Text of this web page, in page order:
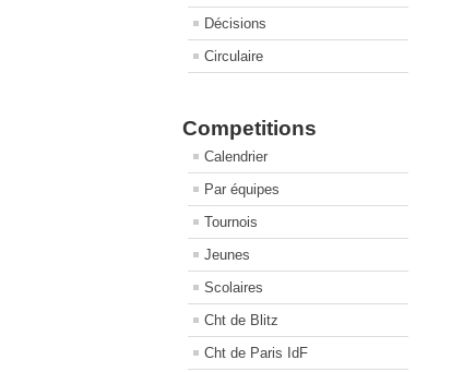
Décisions
Circulaire
Competitions
Calendrier
Par équipes
Tournois
Jeunes
Scolaires
Cht de Blitz
Cht de Paris IdF